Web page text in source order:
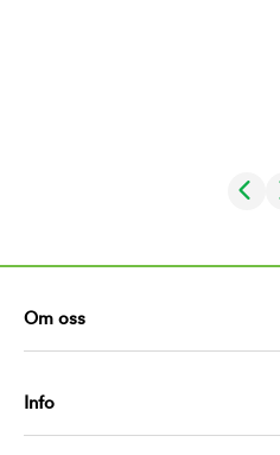
Om oss
Info